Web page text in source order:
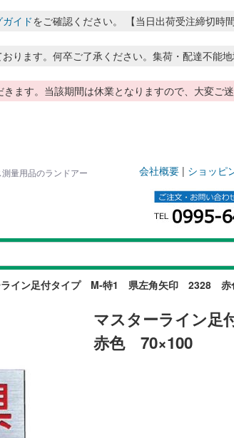
イドをご確認ください。 【当日出荷受注締切時
ます。何卒ご了承ください。集荷・配達不能
ます。当該期間は休業となりますので、大変ご
用品のランドアー
会社概要 | ショッピ
ライン足付タイプ M-特1 県左角矢印 2328
マスターライン
赤色 70×100